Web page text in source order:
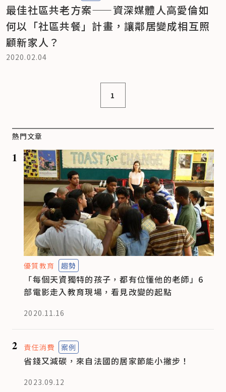
最佳社區共老方案——資深媒體人高愛倫如
何以「社區共餐」計畫，讓鄰居變成相互照
顧新家人？
2020.02.04
1
熱門文章
1
優質教育 趨勢
「每個天資獨特的孩子，都有位懂他的老師」6
部電影走入教育現場，看見改變的起點
2020.11.16
2 責任消費 案例
省錢又減碳，來自法國的居家節能小撇步！
2023.09.12